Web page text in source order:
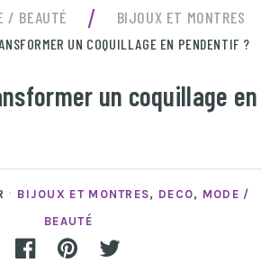
/ BEAUTÉ / BIJOUX ET MONTRES
UN COQUILLAGE EN PENDENTIF ?
un coquillage en
BIJOUX ET MONTRES, DECO, MODE /
BEAUTÉ